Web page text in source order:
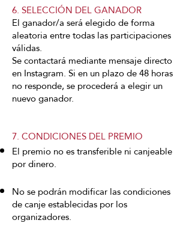
6. SELECCIÓN DEL GANADOR
El ganador/a será elegido de forma
aleatoria entre todas las participaciones
válidas.
Se contactará mediante mensaje directo
en Instagram. Si en un plazo de 48 horas
no responde, se procederá a elegir un
nuevo ganador.
7. CONDICIONES DEL PREMIO
El premio no es transferible ni canjeable
por dinero.
No se podrán modificar las condiciones
de canje establecidas por los
organizadores.